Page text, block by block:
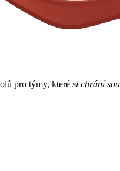
pro týmy, které si chrání